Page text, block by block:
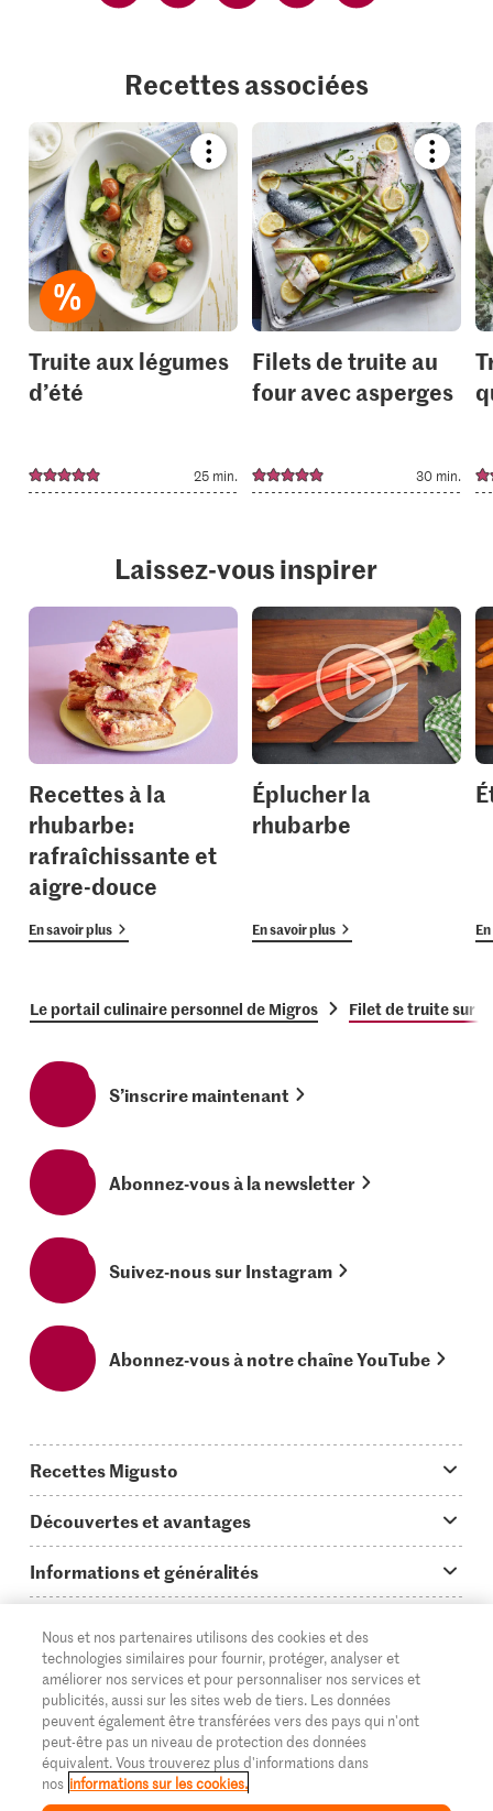
Recettes associées
Bookmark
recipe
to
your
collections.
Truite aux légumes
d’été
25 min.
recipe
or
add
it
to
your
Filets de truite au
four avec asperges
30 min.
Laissez-vous inspirer
Recettes à la
rhubarbe:
rafraîchissante et
aigre-douce
En savoir plus
Éplucher la
rhubarbe
En savoir plus
Le portail culinaire personnel de Migros Filet de truite sur
S’inscrire maintenant
Abonnez-vous à la newsletter
Suivez-nous sur Instagram
Abonnez-vous à notre chaîne YouTube
Recettes Migusto
Idées de menus
Plats principaux
Simple & vite prêt
Apéritif
Préparations au four
Enfants & famille
Découvertes et avantages
On en parle...
Tutoriels
Glossaire des ingrédients
Login Migusto
Magazine Migusto
Informations et généralités
Questions concernant Migusto
Cuisiner avec Migusto
Service clientèle & contact
Publicité
Impressum
Supermarché
Migros Online
À propos de Migros
Magasins
DE FR IT
Nous et nos partenaires utilisons des cookies et des
technologies similaires pour fournir, protéger, analyser et
améliorer nos services et pour personnaliser nos services et
publicités, aussi sur les sites web de tiers. Les données
peuvent également être transférées vers des pays qui n'ont
peut-être pas un niveau de protection des données
équivalent. Vous trouverez plus d'informations dans
nos informations sur les cookies.